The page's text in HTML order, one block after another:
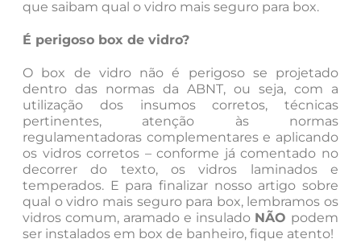
que saibam qual o vidro mais seguro para box.
É perigoso box de vidro?
O box de vidro não é perigoso se projetado
dentro das normas da ABNT, ou seja, com a
utilização dos insumos corretos, técnicas
pertinentes, atenção às normas
regulamentadoras complementares e aplicando
os vidros corretos – conforme já comentado no
decorrer do texto, os vidros laminados e
temperados. E para finalizar nosso artigo sobre
qual o vidro mais seguro para box, lembramos os
vidros comum, aramado e insulado NÃO podem
ser instalados em box de banheiro, fique atento!